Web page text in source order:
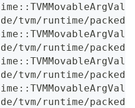
tvm/runtime/
tvm/runtime/
tvm/runtime/
tvm/runtime/